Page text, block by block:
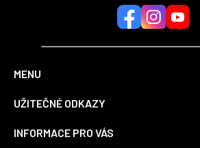
MENU
UŽITEČNÉ ODKAZY
INFORMACE PRO VÁS